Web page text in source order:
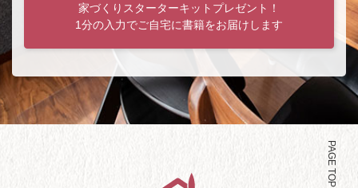
家づくりスターターキットプレゼント！
1分の入力でご自宅に書籍をお届けします
PAGE TOP